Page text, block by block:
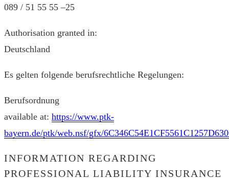
089 / 51 55 55 –25
Authorisation granted in:
Deutschland
Es gelten folgende berufsrechtliche Regelungen:
Berufsordnung
available at: https://www.ptk-
bayern.de/ptk/web.nsf/gfx/
INFORMATION REGARDING
PROFESSIONAL LIABILITY INSURANCE